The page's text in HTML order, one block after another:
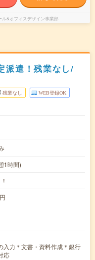
&オフィスデザイン事業部
派遣！残業なし/
残業なし WEB登録OK
1時間)
入力＊文書・資料作成＊銀行
応